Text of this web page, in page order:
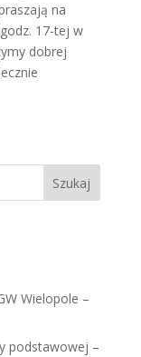
na
godz. 17-tej w
dobrej
Szukaj
Wielopole –
podstawowej –